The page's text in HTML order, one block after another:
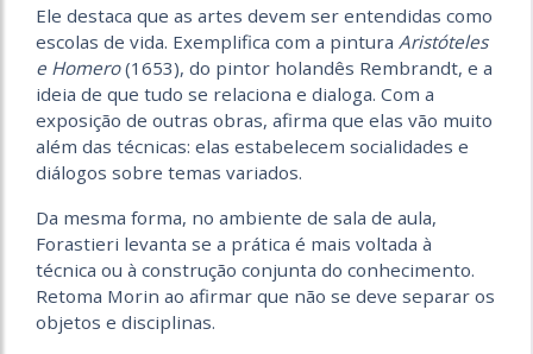
Ele destaca que as artes devem ser entendidas como
escolas de vida. Exemplifica com a pintura Aristóteles
e Homero(1653), do pintor holandês Rembrandt, e a
ideia de que tudo se relaciona e dialoga. Com a
exposição de outras obras, afirma que elas vão muito
além das técnicas: elas estabelecem socialidades e
diálogos sobre temas variados.
Da mesma forma, no ambiente de sala de aula,
Forastieri levanta se a prática é mais voltada à
técnica ou à construção conjunta do conhecimento.
Retoma Morin ao afirmar que não se deve separar os
objetos e disciplinas.